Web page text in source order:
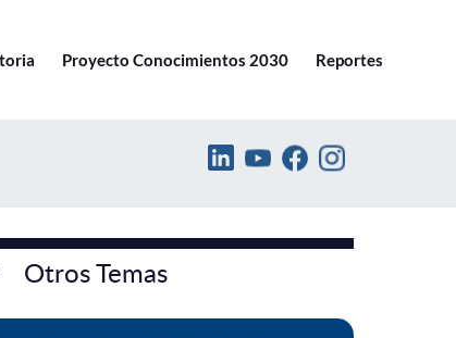
Proyecto Conocimientos 2030 Reportes
Otros Temas